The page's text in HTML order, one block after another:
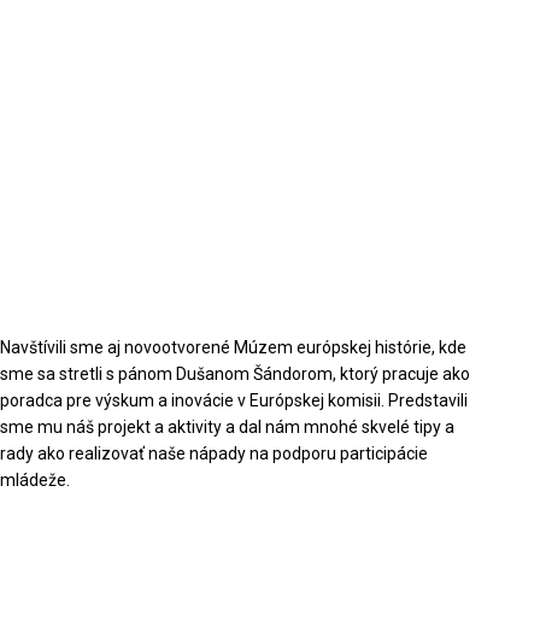
Navštívili sme aj novootvorené Múzem európskej histórie, kde
sme sa stretli s pánom Dušanom Šándorom, ktorý pracuje ako
poradca pre výskum a inovácie v Európskej komisii. Predstavili
sme mu náš projekt a aktivity a dal nám mnohé skvelé tipy a
rady ako realizovať naše nápady na podporu participácie
mládeže.